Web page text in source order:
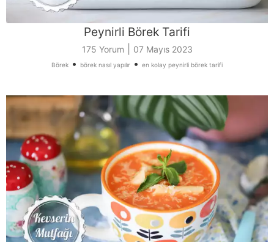
Peynirli Börek Tarifi
175 Yorum 07 Mayıs 2023
Börek • börek nasıl yapılır • en kolay peynirli börek tarifi